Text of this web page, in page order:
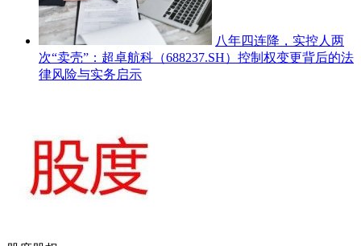
八年四连降，实控人两
次“卖壳”：超卓航科（688237.SH）控制权变更背后的法
律风险与实务启示